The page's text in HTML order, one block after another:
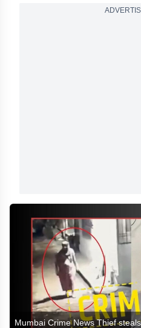
Mumbai Crime News Thief